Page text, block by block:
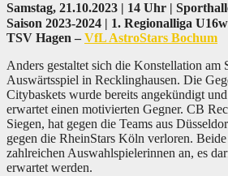
Samstag, 21.10.2023 | 14 Uhr |
Saison 2023-2024 | 1. Regionalliga
TSV Hagen –VfL AstroStars Bochum
Anders gestaltet sich die Konstellation am
Auswärtsspiel in Recklinghausen. Die
Citybaskets wurde bereits angekündigt
erwartet einen motivierten Gegner. CB
Siegen, hat gegen die Teams aus
gegen die RheinStars Köln verloren.
zahlreichen Auswahlspielerinnen an, es
erwartet werden.